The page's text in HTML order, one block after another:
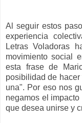
Al seguir estos
experiencia
Letras Voladoras
movimiento social
esta frase de
posibilidad de
una". Por eso nos
negamos el
que desea unirse y